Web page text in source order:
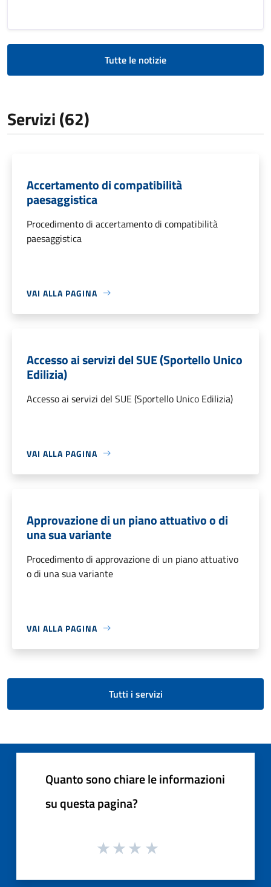
Tutte le notizie
Servizi (62)
Accertamento di compatibilità
paesaggistica
Procedimento di accertamento di compatibilità
paesaggistica
VAI ALLA PAGINA
Accesso ai servizi del SUE (Sportello Unico
Edilizia)
Accesso ai servizi del SUE (Sportello Unico Edilizia)
VAI ALLA PAGINA
Approvazione di un piano attuativo o di
una sua variante
Procedimento di approvazione di un piano attuativo
o di una sua variante
VAI ALLA PAGINA
Tutti i servizi
Quanto sono chiare le informazioni
su questa pagina?